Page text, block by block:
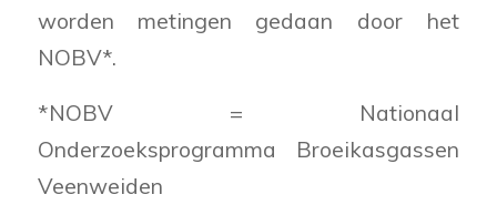
worden metingen gedaan door het
NOBV*.
*NOBV = Nationaal
Onderzoeksprogramma Broeikasgassen
Veenweiden